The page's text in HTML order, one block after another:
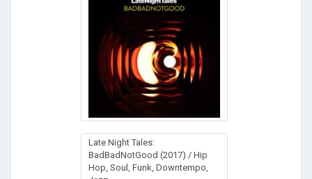
Late Night Tales:
BadBadNotGood (2017) / Hip
Hop, Soul, Funk, Downtempo,